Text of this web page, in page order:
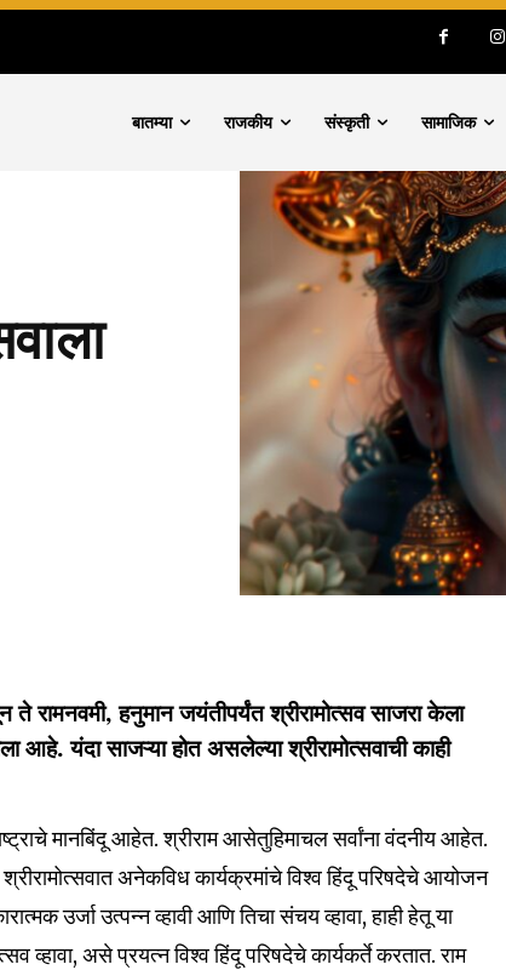
बातम्या राजकीय संस्कृती सामाजिक
ते रामनवमी, हनुमान जयंतीपर्यंत श्रीरामोत्सव साजरा केला
आहे. यंदा साजऱ्या होत असलेल्या श्रीरामोत्सवाची काही
मानबिंदू आहेत. श्रीराम आसेतुहिमाचल सर्वांना वंदनीय आहेत.
श्रीरामोत्सवात अनेकविध कार्यक्रमांचे विश्व हिंदू परिषदेचे आयोजन
उर्जा उत्पन्न व्हावी आणि तिचा संचय व्हावा, हाही हेतू या
व्हावा, असे प्रयत्न विश्व हिंदू परिषदेचे कार्यकर्ते करतात. राम